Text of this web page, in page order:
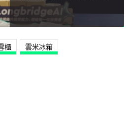
櫃 雲米冰箱